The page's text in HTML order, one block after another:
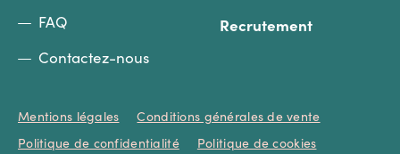
FAQ
Contactez-nous
Recrutement
Mentions légales
Conditions générales de vente
Politique de confidentialité
Politique de cookies